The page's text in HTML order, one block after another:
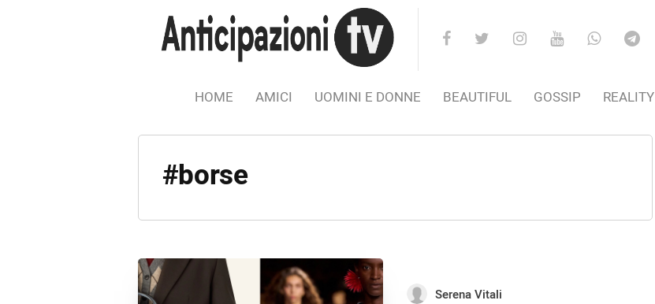
HOME AMICI UOMINI E DONNE BEAUTIFUL GOSSIP REALITY
#borse
Serena Vitali